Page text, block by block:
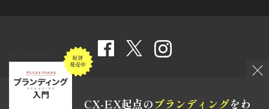
CX-EX起点のブランディングをわ
Site map